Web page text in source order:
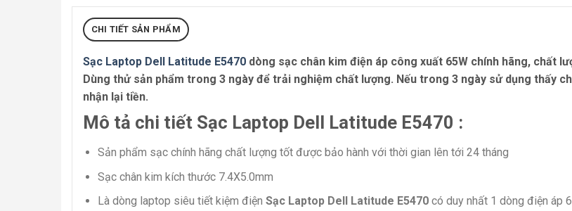
CHI TIẾT SẢN PHẨM
Sạc Laptop Dell Latitude E5470 dòng sạc chân kim điện áp công xuất 65W chính hãng, chất
Dùng thử sản phẩm trong 3 ngày để trải nghiệm chất lượng. Nếu trong 3 ngày sử dụng thấy
nhận lại tiền.
Mô tả chi tiết Sạc Laptop Dell Latitude E5470 :
Sản phẩm sạc chính hãng chất lượng tốt được bảo hành với thời gian lên tới 24 tháng
Sạc chân kim kích thước 7.4X5.0mm
Là dòng laptop siêu tiết kiệm điện Sạc Laptop Dell Latitude E5470 có duy nhất 1 dòng điện áp